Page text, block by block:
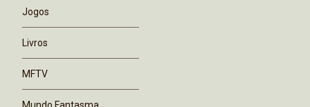
Jogos
Livros
MFTV